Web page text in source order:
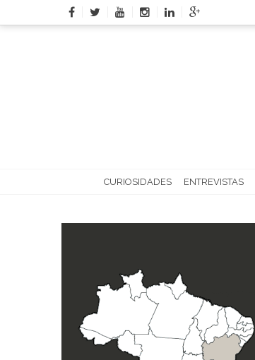
to
CURIOSIDADES ENTREVISTAS